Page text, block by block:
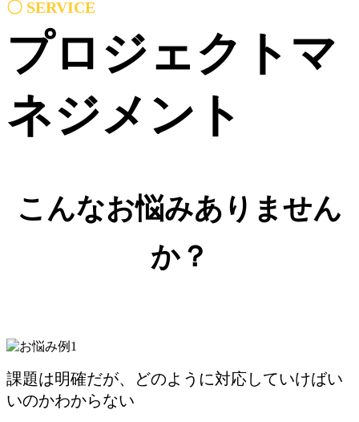
〇 SERVICE
プロジェクトマ
ネジメント
こんなお悩みありません
か？
課題は明確だが、どのように対応していけばい
いのかわからない